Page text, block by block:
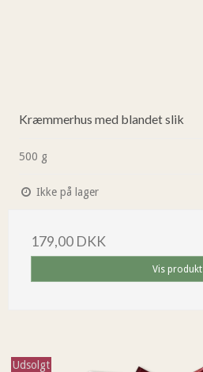
Kræmmerhus med blandet slik
500 g
Ikke på lager
179,00 DKK
Vis produkt
Udsolgt